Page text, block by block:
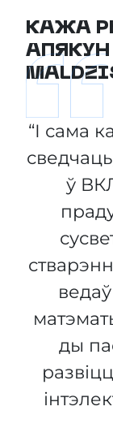
КАЖА
“І сама
ў
ды